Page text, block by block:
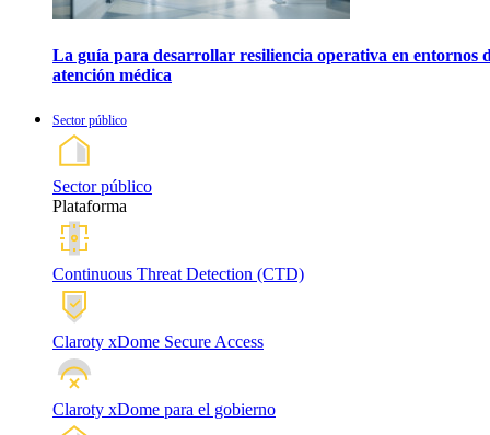
La guía para desarrollar resiliencia operativa en entornos
atención médica
Sector público
Sector público
Plataforma
Continuous Threat Detection (CTD)
Claroty xDome Secure Access
Claroty xDome para el gobierno